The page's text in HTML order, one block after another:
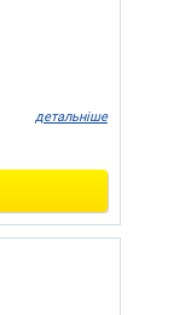
детальніше